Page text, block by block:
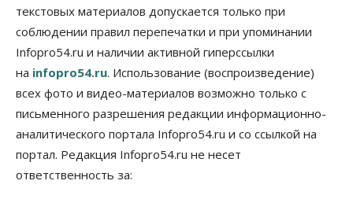
Власть
Школы, библиотеки, пешеходные тротуары:
депутаты Госдумы контролируют работы на
социальных объектах
07 Августа 2026, 12:35
Общество
Синоптики рассказали о погоде в Новосибирске
на выходных
Общество
текстовых материалов допускается только при
соблюдении правил перепечатки и при упоминании
Infopro54.ru и наличии активной гиперссылки
на infopro54.ru. Использование (воспроизведение)
всех фото и видео-материалов возможно только с
письменного разрешения редакции информационно-
аналитического портала Infopro54.ru и со ссылкой на
портал. Редакция Infopro54.ru не несет
ответственность за: